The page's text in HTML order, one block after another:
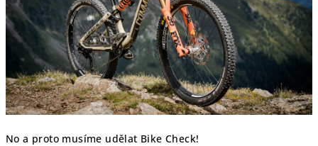
No a proto musíme udělat Bike Check!